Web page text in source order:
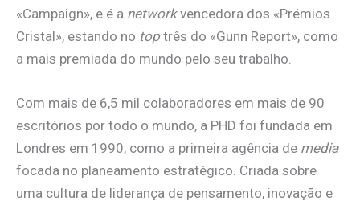
«Campaign», e é a networkvencedora dos «Prémios
Cristal», estando no top três do «Gunn Report», como
a mais premiada do mundo pelo seu trabalho.
Com mais de 6,5 mil colaboradores em mais de 90
escritórios por todo o mundo, a PHD foi fundada em
Londres em 1990, como a primeira agência de media
focada no planeamento estratégico. Criada sobre
uma cultura de liderança de pensamento, inovação e